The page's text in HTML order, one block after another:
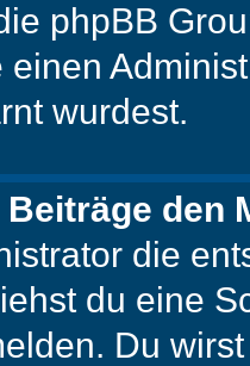
phpBB
einen
wurdest.
den
die
du eine
Du